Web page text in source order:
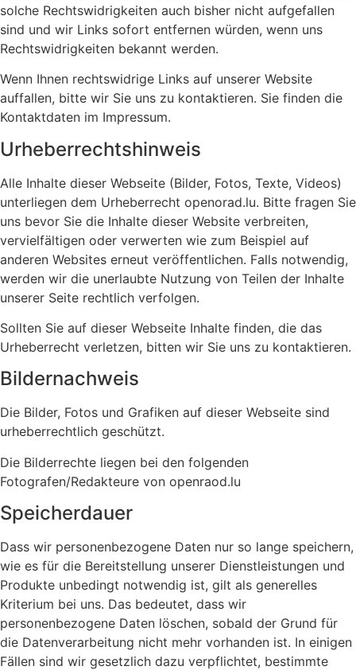
solche Rechtswidrigkeiten auch bisher nicht aufgefallen
sind und wir Links sofort entfernen würden, wenn uns
Rechtswidrigkeiten bekannt werden.
Wenn Ihnen rechtswidrige Links auf unserer Website
auffallen, bitte wir Sie uns zu kontaktieren. Sie finden die
Kontaktdaten im Impressum.
Urheberrechtshinweis
Alle Inhalte dieser Webseite (Bilder, Fotos, Texte, Videos)
unterliegen dem Urheberrecht openorad.lu. Bitte fragen Sie
uns bevor Sie die Inhalte dieser Website verbreiten,
vervielfältigen oder verwerten wie zum Beispiel auf
anderen Websites erneut veröffentlichen. Falls notwendig,
werden wir die unerlaubte Nutzung von Teilen der Inhalte
unserer Seite rechtlich verfolgen.
Sollten Sie auf dieser Webseite Inhalte finden, die das
Urheberrecht verletzen, bitten wir Sie uns zu kontaktieren.
Bildernachweis
Die Bilder, Fotos und Grafiken auf dieser Webseite sind
urheberrechtlich geschützt.
Die Bilderrechte liegen bei den folgenden
Fotografen/Redakteure von openraod.lu
Speicherdauer
Dass wir personenbezogene Daten nur so lange speichern,
wie es für die Bereitstellung unserer Dienstleistungen und
Produkte unbedingt notwendig ist, gilt als generelles
Kriterium bei uns. Das bedeutet, dass wir
personenbezogene Daten löschen, sobald der Grund für
die Datenverarbeitung nicht mehr vorhanden ist. In einigen
Fällen sind wir gesetzlich dazu verpflichtet, bestimmte